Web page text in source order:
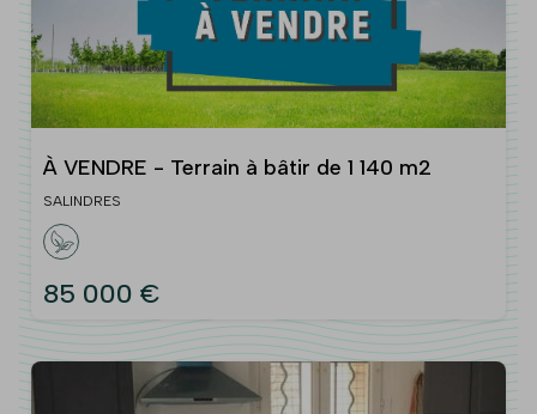
À VENDRE - Terrain à bâtir de 1 140 m2
SALINDRES
85 000 €